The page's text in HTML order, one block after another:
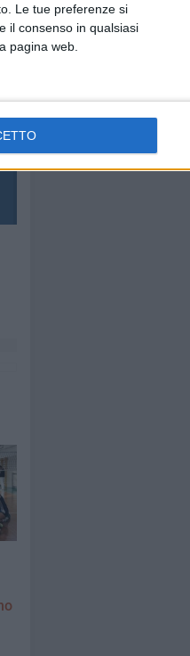
Le tue preferenze si
il consenso in qualsiasi
pagina web.